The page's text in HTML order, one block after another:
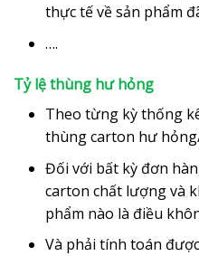
thực tế về sản phẩm
….
Tỷ lệ thùng hư hỏng
Theo từng kỳ thống
thùng carton hư
Đối với bất kỳ đơn
carton chất lượng và
phẩm nào là điều
Và phải tính toán